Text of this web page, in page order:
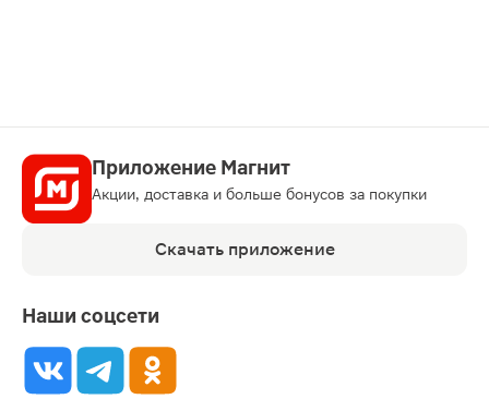
Приложение Магнит
Акции, доставка и больше бонусов за покупки
Скачать приложение
Наши соцсети